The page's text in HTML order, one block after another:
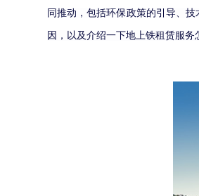
同推动，包括环保政策的引导、
因，以及介绍一下地上铁租赁服务